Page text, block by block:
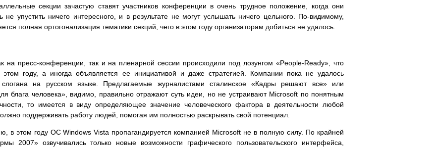
секции зачастую ставят участников конференции в очень трудное положение, когда они
не упустить ничего интересного, и в результате не могут услышать ничего цельного. По-видимому,
полная ортогонализация тематики секций, чего в этом году организаторам добиться не удалось.
на пресс-конференции, так и на пленарной сессии происходили под лозунгом «People-Ready», что
году, а иногда объявляется ее инициативой и даже стратегией. Компании пока не удалось
слогана на русском языке. Предлагаемые журналистами сталинское «Кадры решают все» или
блага человека», видимо, правильно отражают суть идеи, но не устраивают Microsoft по понятным
то имеется в виду определяющее значение человеческого фактора в деятельности любой
поддерживать работу людей, помогая им полностью раскрывать свой потенциал.
в этом году ОС Windows Vista пропагандируется компанией Microsoft не в полную силу. По крайней
2007» озвучивались только новые возможности графического пользовательского интерфейса,